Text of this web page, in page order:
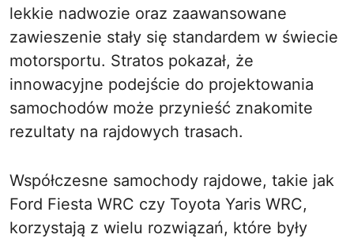
lekkie nadwozie oraz zaawansowane
zawieszenie stały się standardem w świecie
motorsportu. Stratos pokazał, że
innowacyjne podejście do projektowania
samochodów może przynieść znakomite
rezultaty na rajdowych trasach.
Współczesne samochody rajdowe, takie jak
Ford Fiesta WRC czy Toyota Yaris WRC,
korzystają z wielu rozwiązań, które były